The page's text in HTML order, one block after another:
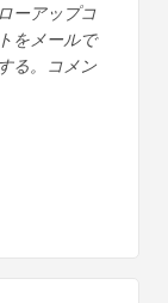
ーアップコ
をメールで
る。コメン